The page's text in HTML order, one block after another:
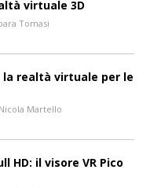
virtuale 3D
Tomasi
la realtà virtuale per le
Nicola Martello
HD: il visore VR Pico